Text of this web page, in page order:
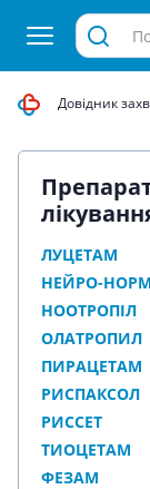
Довідник
ЛУЦЕТАМ
НЕЙРО-НОРМ
НООТРОПІЛ
ОЛАТРОПИЛ
ПИРАЦЕТАМ
РИСПАКСОЛ
РИССЕТ
ТИОЦЕТАМ
ФЕЗАМ